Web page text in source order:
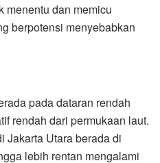
menentu dan memicu
berpotensi menyebabkan
pada dataran rendah
rendah dari permukaan laut.
Jakarta Utara berada di
lebih rentan mengalami